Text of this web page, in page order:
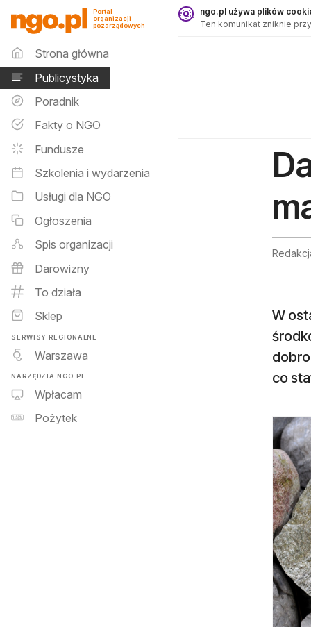
Publicystyka - ngo.pl
Portal
organizacji
pozarządowych
Menu główne
Strona główna
Publicystyka
Poradnik
Fakty o NGO
Fundusze
Szkolenia i wydarzenia
Usługi dla NGO
Ogłoszenia
Spis organizacji
Darowizny
To działa
Sklep
SERWISY REGIONALNE
Warszawa
NARZĘDZIA NGO.PL
Wpłacam
Pożytek
ngo.pl używa plików
Ten komunikat zniknie
W
co